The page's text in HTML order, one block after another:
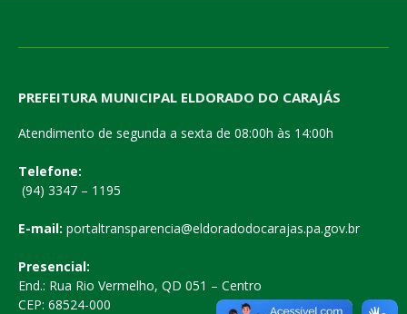
PREFEITURA MUNICIPAL ELDORADO DO CARAJÁS
Atendimento de segunda a sexta de 08:00h às 14:00h
Telefone:
(94) 3347 – 1195
E-mail: portaltransparencia@eldoradodocarajas.pa.gov.br
Presencial:
End.: Rua Rio Vermelho, QD 051 – Centro
CEP: 68524-000